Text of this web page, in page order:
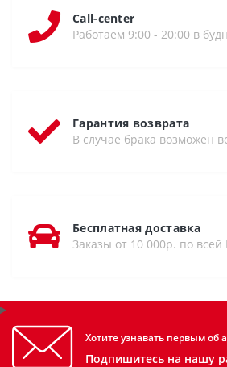
Call-center
Работаем 9:00 - 20:00 в
Гарантия возврата
В случае брака возможен
Бесплатная доставка
Заказы от 10 000р. по всей
Хотите узнавать первым об
Подпишитесь на нашу